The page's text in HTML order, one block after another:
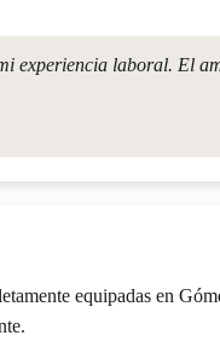
experiencia laboral. El
equipadas en